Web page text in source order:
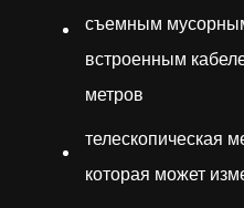
съемным
встроенным
метров
телескопическая
которая может